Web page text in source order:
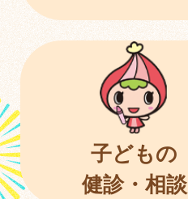
子どもの
健診・相談